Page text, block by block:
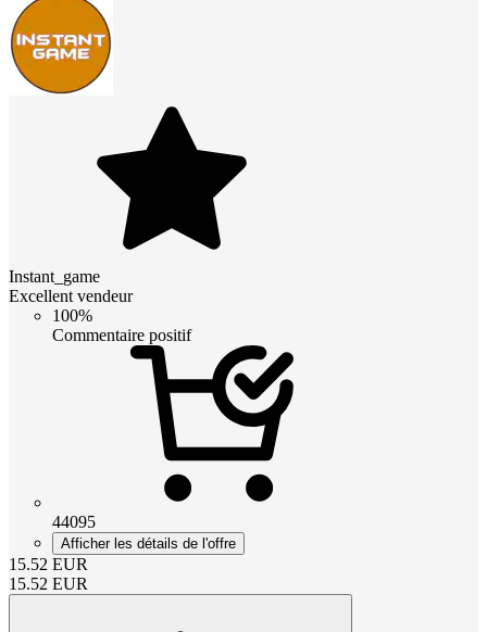
Instant_game
Excellent vendeur
100%
Commentaire positif
44095
Afficher les détails de l'offre
15.52 EUR
15.52 EUR